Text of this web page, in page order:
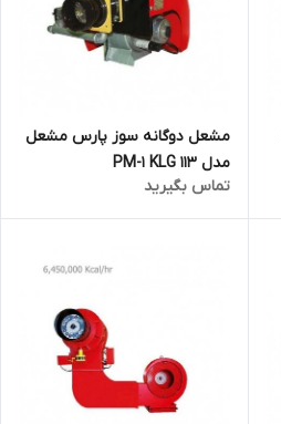
مشعل دوگانه سوز پارس مشعل
مدل 113 PM-1 KLG
تماس بگیرید